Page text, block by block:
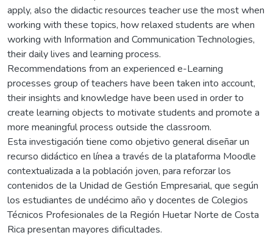
apply, also the didactic resources teacher use the most when
working with these topics, how relaxed students are when
working with Information and Communication Technologies,
their daily lives and learning process.
Recommendations from an experienced e-Learning
processes group of teachers have been taken into account,
their insights and knowledge have been used in order to
create learning objects to motivate students and promote a
more meaningful process outside the classroom.
Esta investigación tiene como objetivo general diseñar un
recurso didáctico en línea a través de la plataforma Moodle
contextualizada a la población joven, para reforzar los
contenidos de la Unidad de Gestión Empresarial, que según
los estudiantes de undécimo año y docentes de Colegios
Técnicos Profesionales de la Región Huetar Norte de Costa
Rica presentan mayores dificultades.